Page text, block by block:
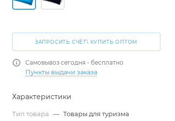
ЗАПРОСИТЬ СЧЁТ\ КУПИТЬ ОПТОМ
Самовывоз сегодня - бесплатно
Пункты выдачи заказа
Характеристики
Тип товара — Товары для туризма